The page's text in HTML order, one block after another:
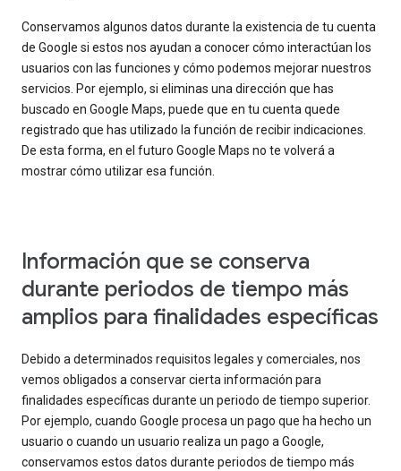
Conservamos algunos datos durante la existencia de tu cuenta
de Google si estos nos ayudan a conocer cómo interactúan los
usuarios con las funciones y cómo podemos mejorar nuestros
servicios. Por ejemplo, si eliminas una dirección que has
buscado en Google Maps, puede que en tu cuenta quede
registrado que has utilizado la función de recibir indicaciones.
De esta forma, en el futuro Google Maps no te volverá a
mostrar cómo utilizar esa función.
Información que se conserva
durante periodos de tiempo más
amplios para finalidades específicas
Debido a determinados requisitos legales y comerciales, nos
vemos obligados a conservar cierta información para
finalidades específicas durante un periodo de tiempo superior.
Por ejemplo, cuando Google procesa un pago que ha hecho un
usuario o cuando un usuario realiza un pago a Google,
conservamos estos datos durante periodos de tiempo más